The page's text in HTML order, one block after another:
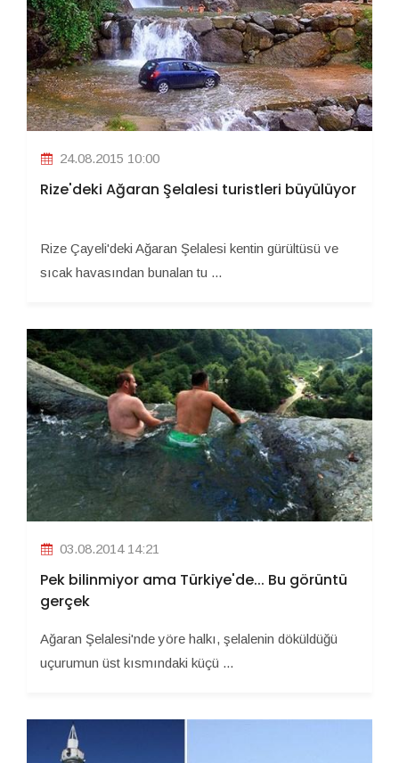
24.08.2015 10:00
Rize'deki Ağaran Şelalesi turistleri büyülüyor
Rize Çayeli'deki Ağaran Şelalesi kentin gürültüsü ve
sıcak havasından bunalan tu ...
03.08.2014 14:21
Pek bilinmiyor ama Türkiye'de... Bu görüntü
gerçek
Ağaran Şelalesi'nde yöre halkı, şelalenin döküldüğü
uçurumun üst kısmındaki küçü ...